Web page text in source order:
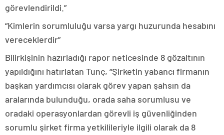
görevlendirildi.”
“Kimlerin sorumluluğu varsa yargı huzurunda hesabını
vereceklerdir”
Bilirkişinin hazırladığı rapor neticesinde 8 gözaltının
yapıldığını hatırlatan Tunç, “Şirketin yabancı firmanın
başkan yardımcısı olarak görev yapan şahsın da
aralarında bulunduğu, orada saha sorumlusu ve
oradaki operasyonlardan görevli iş güvenliğinden
sorumlu şirket firma yetkilileriyle ilgili olarak da 8